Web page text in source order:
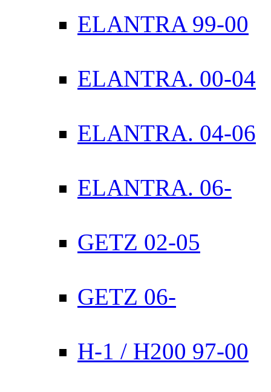
ELANTRA 99-00
ELANTRA. 00-04
ELANTRA. 04-06
ELANTRA. 06-
GETZ 02-05
GETZ 06-
H-1 / H200 97-00